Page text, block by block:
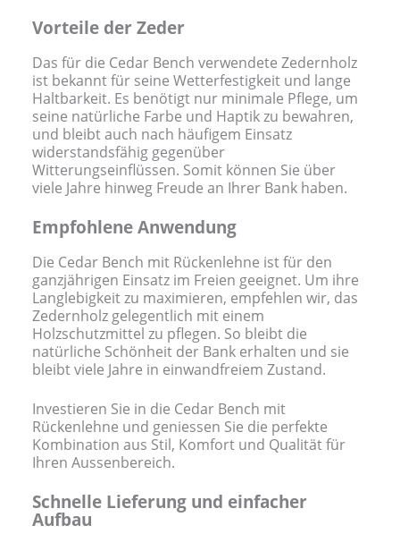
Vorteile der Zeder
Das für die Cedar Bench verwendete Zedernholz
ist bekannt für seine Wetterfestigkeit und lange
Haltbarkeit. Es benötigt nur minimale Pflege, um
seine natürliche Farbe und Haptik zu bewahren,
und bleibt auch nach häufigem Einsatz
widerstandsfähig gegenüber
Witterungseinflüssen. Somit können Sie über
viele Jahre hinweg Freude an Ihrer Bank haben.
Empfohlene Anwendung
Die Cedar Bench mit Rückenlehne ist für den
ganzjährigen Einsatz im Freien geeignet. Um ihre
Langlebigkeit zu maximieren, empfehlen wir, das
Zedernholz gelegentlich mit einem
Holzschutzmittel zu pflegen. So bleibt die
natürliche Schönheit der Bank erhalten und sie
bleibt viele Jahre in einwandfreiem Zustand.
Investieren Sie in die Cedar Bench mit
Rückenlehne und geniessen Sie die perfekte
Kombination aus Stil, Komfort und Qualität für
Ihren Aussenbereich.
Schnelle Lieferung und einfacher
Aufbau